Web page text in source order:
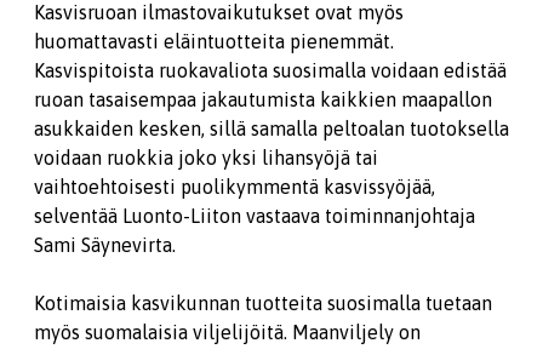
Kasvisruoan ilmastovaikutukset ovat myös
huomattavasti eläintuotteita pienemmät.
Kasvispitoista ruokavaliota suosimalla voidaan edistää
ruoan tasaisempaa jakautumista kaikkien maapallon
asukkaiden kesken, sillä samalla peltoalan tuotoksella
voidaan ruokkia joko yksi lihansyöjä tai
vaihtoehtoisesti puolikymmentä kasvissyöjää,
selventää Luonto-Liiton vastaava toiminnanjohtaja
Sami Säynevirta.
Kotimaisia kasvikunnan tuotteita suosimalla tuetaan
myös suomalaisia viljelijöitä. Maanviljely on